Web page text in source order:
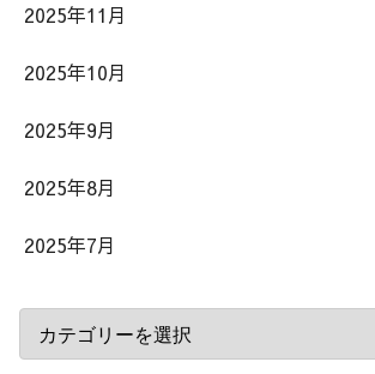
2025年11月
2025年10月
2025年9月
2025年8月
2025年7月